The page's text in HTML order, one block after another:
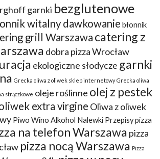
garnki bezglutenowe
witalny dawkowanie błonnik
grill Warszawa catering z
dobra pizza Wrocław
ekologiczne słodycze garnki
Grecka oliwa z oliwek sklep internetowy Grecka oliwa
strączkowe oleje roślinne olej z pestek
extra virgine Oliwa z oliwek
Piwo Wino Alkohol Nalewki Przepisypizza
na telefon Warszawa pizza
pizza nocą Warszawa Pizza